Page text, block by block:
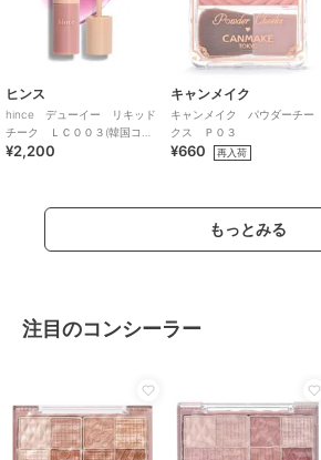
ヒンス
hince デューイー リキッド
チーク ＬＣ００３(韓国コス
メ)
¥2,200
キャンメイク
キャンメイク パウダーチー
クス Ｐ０３
¥660 再入荷
もっとみる
注目のコンシーラー